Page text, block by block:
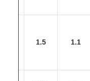
1.1
1.5